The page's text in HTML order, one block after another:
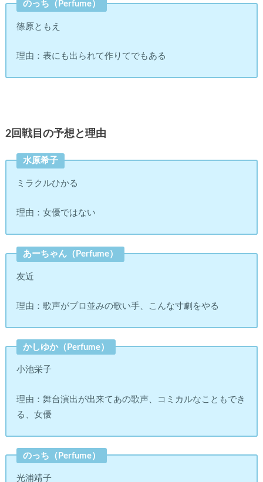
のっち（Perfume）
篠原ともえ
理由：表にも出られて作りてでもある
2回戦目の予想と理由
水原希子
ミラクルひかる
理由：女優ではない
あーちゃん（Perfume）
友近
理由：歌声がプロ並みの歌い手、こんな寸劇をやる
かしゆか（Perfume）
小池栄子
理由：舞台演出が出来てあの歌声、コミカルなこともでき
る、女優
のっち（Perfume）
光浦靖子